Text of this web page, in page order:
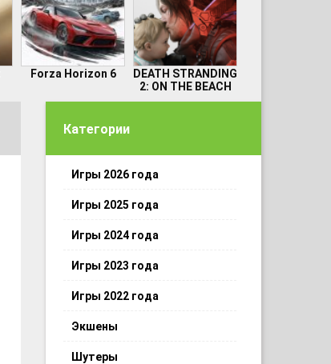
Forza Horizon 6
DEATH STRANDING
2: ON THE BEACH
Категории
Игры 2026 года
Игры 2025 года
Игры 2024 года
Игры 2023 года
Игры 2022 года
Экшены
Шутеры